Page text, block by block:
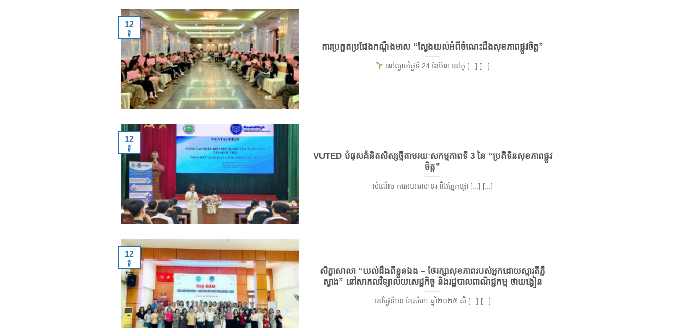
ការប្រកួតប្រជែងកណ្តឹងមាស “ស្វែងយល់អំពីចំណេះដឹងសុខភាពផ្លូវចិត្ត”
នៅល្ងាចថ្ងៃទី 24 ខែមីនា នៅក្ [...] [...]
12
ធ្នូ
VUTED បំផុសគំនិតសិស្សថ្មីតាមរយៈសកម្មភាពទី 3 នៃ “ប្រតិទិនសុខភាពផ្លូវ
ចិត្ត”
សំណើច ការអបអរសាទរ និងភ្នែកផ្តោ [...] [...]
12
ធ្នូ
សិក្ខាសាលា “យល់ដឹងពីខ្លួនឯង – ថែរក្សាសុខភាពរបស់អ្នកដោយស្មារតីភ្លឺ
ស្វាង” នៅសាកលវិទ្យាល័យសេដ្ឋកិច្ច និងរដ្ឋបាលពាណិជ្ជកម្ម ថាយង្វៀន
នៅថ្ងៃទី១០ ខែសីហា ឆ្នាំ២០២៥ សិ [...] [...]
12
ធ្នូ